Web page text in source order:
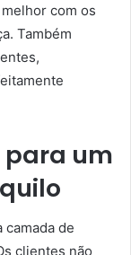
com os
Também
para um
camada de
clientes não